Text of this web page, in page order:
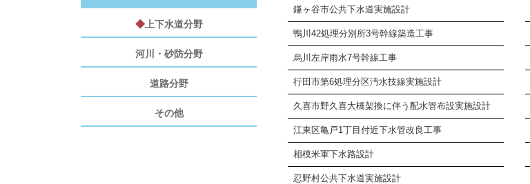
◆上下水道分野
河川・砂防分野
道路分野
その他
鎌ヶ谷市公共下水道実施設計
鴨川42処理分別所3号幹線築造工事
烏川左岸雨水7号幹線工事
行田市第6処理分区汚水技線実施設計
久喜市野久喜大橋架換に伴う配水管布設実施設計
江東区亀戸1丁目付近下水管改良工事
相模米軍下水路設計
忍野村公共下水道実施設計